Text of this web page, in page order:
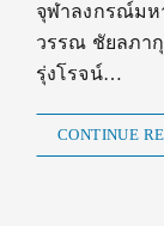
จุฬาลงกรณ์มห
วรรณ ชัยลภา
รุ่งโรจน์…
CONTINUE